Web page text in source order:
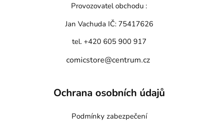
Provozovatel obchodu :
Jan Vachuda IČ: 75417626
tel. +420 605 900 917
comicstore@centrum.cz
Ochrana osobních údajů
Podmínky zabezpečení